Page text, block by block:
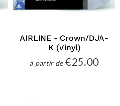
AIRLINE - Crown/DJA-
K (Vinyl)
à partir dePrix
€25.00